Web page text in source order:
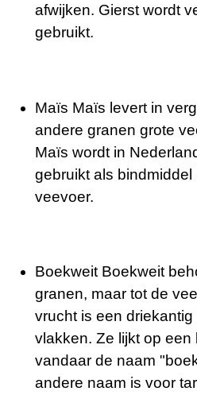
afwijken. Gierst wordt
gebruikt.
Maïs Maïs levert in
andere granen grote
Maïs wordt in
gebruikt als bindmiddel
veevoer.
Boekweit Boekweit
granen, maar tot de
vrucht is een
vlakken. Ze lijkt op een
vandaar de naam
andere naam is voor